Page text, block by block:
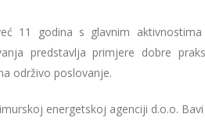
11 godina s glavnim aktivnostima
predstavlja primjere dobre
održivo poslovanje.
energetskoj agenciji d.o.o.